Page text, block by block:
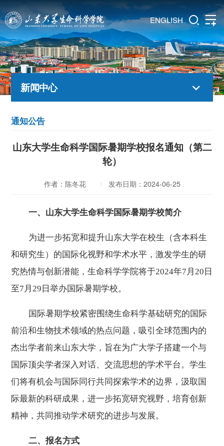
ENGLISH
新闻中心
通知公告
山东大学生命科学国际暑期学校报名通知（第二
轮）
作者：陈冬花 发布日期：2024-06-25
一、山东大学生命科学国际暑期学校简介
为进一步拓宽和提升山东大学在校生（含本科生
和研究生）的国际化视野和学术水平，激发学生的研
究热情与创新潜能，生命科学学院将于2024年7月20日
至7月29日举办国际暑期学校。
国际暑期学校紧密围绕生命科学基础研究的国际
前沿和生物技术领域的热点问题，吸引全球范围内的
杰出学者前来山东大学 ， 旨在为广大学子搭建一个与
国际顶尖学者深入对话、交流思想的学术平台。学生
们将有机会与国际同行共同探索学术的边界，汲取国
际最新的科研成果，进一步拓宽研究视野，培育创新
精神，共同推动学术研究的进步与发展。
二、报名方式